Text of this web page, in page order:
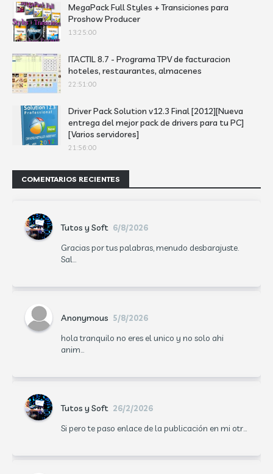
MegaPack Full Styles + Transiciones para
Proshow Producer
13:25:00
ITACTIL 8.7 - Programa TPV de facturacion
hoteles, restaurantes, almacenes
22:51:00
Driver Pack Solution v12.3 Final [2012][Nueva
entrega del mejor pack de drivers para tu PC]
[Varios servidores]
21:56:00
COMENTARIOS RECIENTES
Tutos y Soft 6/8/2026
Gracias por tus palabras, menudo desbarajuste.
Sal...
Anonymous 5/8/2026
hola tranquilo no eres el unico y no solo ahi
anim...
Tutos y Soft 26/2/2026
Si pero te paso enlace de la publicación en mi otr...